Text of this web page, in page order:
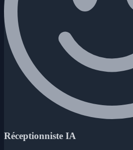
Réceptionniste IA